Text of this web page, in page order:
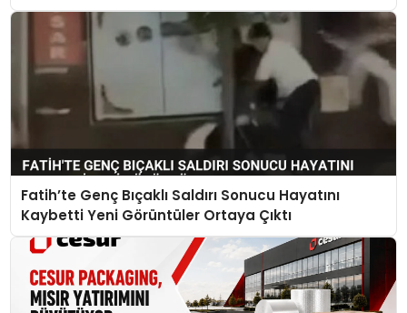
Fatih’te Genç Bıçaklı Saldırı Sonucu Hayatını
Kaybetti Yeni Görüntüler Ortaya Çıktı